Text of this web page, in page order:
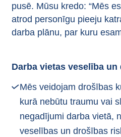
pusē. Mūsu kredo: “Mēs
atrod personīgu pieeju
darba plānu, par kuru
Darba vietas veselība un
Mēs veidojam drošības
kurā nebūtu traumu vai
negadījumi darba vietā,
veselības un drošības